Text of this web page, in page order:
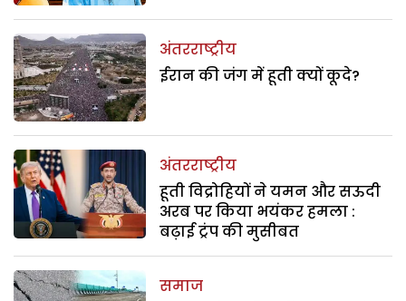
अंतरराष्ट्रीय
ईरान की जंग में हूती क्यों कूदे?
अंतरराष्ट्रीय
हूती विद्रोहियों ने यमन और सऊदी
अरब पर किया भयंकर हमला :
बढ़ाई ट्रंप की मुसीबत
समाज